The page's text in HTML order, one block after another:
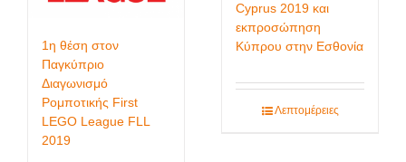
1η θέση στον
Παγκύπριο
Διαγωνισμό
Ρομποτικής First
LEGO League FLL
2019
Cyprus 2019 και
εκπροσώπηση
Κύπρου στην Εσθονία
Λεπτομέρειες